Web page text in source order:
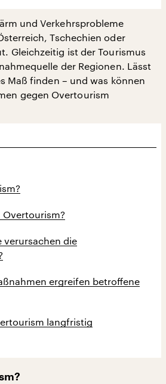
und Verkehrsprobleme
Tschechien oder
Gleichzeitig ist der Tourismus
der Regionen. Lässt
Maß finden – und was können
gegen Overtourism
Overtourism?
verursachen die
ergreifen betroffene
langfristig